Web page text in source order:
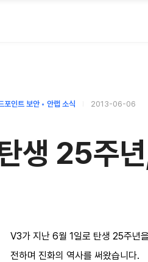
포인트 보안 ◦ 안랩 소식 2013-06-06
생 25주
V3가 지난 6월 1일로 탄생 25주년
전하며 진화의 역사를 써왔습니다.